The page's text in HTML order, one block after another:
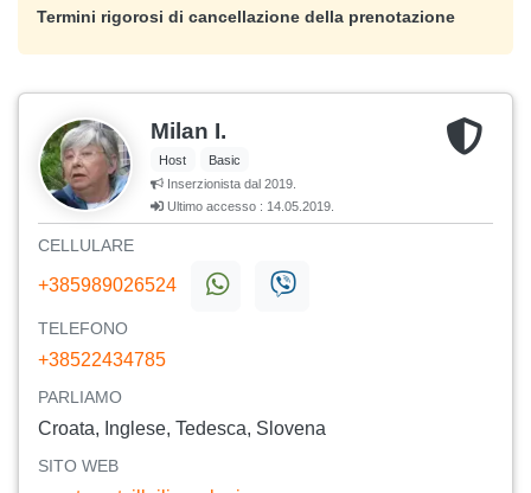
Termini rigorosi di cancellazione della prenotazione
Milan I.
Host
Basic
Inserzionista dal 2019.
Ultimo accesso : 14.05.2019.
CELLULARE
+385989026524
TELEFONO
+38522434785
PARLIAMO
Croata, Inglese, Tedesca, Slovena
SITO WEB